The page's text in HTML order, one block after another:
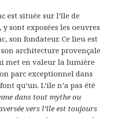
est située sur l’île de
sont exposées les oeuvres
son fondateur. Ce lieu est
architecture provençale
met en valeur la lumière
parc exceptionnel dans
qu’un. L’ile n’a pas été
dans tout mythe ou
vers l’île est toujours